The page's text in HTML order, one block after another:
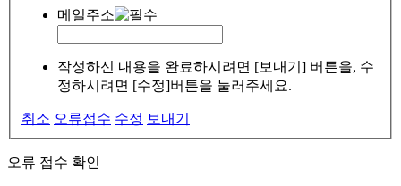
메일주소
작성하신 내용을 완료하시려면 [보내기] 버튼을, 수
정하시려면 [수정]버튼을 눌러주세요.
취소 오류접수 수정 보내기
오류 접수 확인